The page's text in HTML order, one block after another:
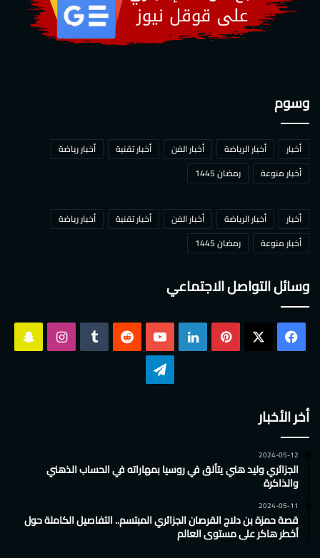
وسوم
أخبار أخبار الرياضة أخبار الفن أخبار تقنية
أخبار رياضة
أخبار منوعة
رمضان 1445
أخبار أخبار الرياضة أخبار الفن أخبار تقنية
أخبار رياضة
أخبار منوعة
رمضان 1445
وسائل التواصل الاجتماعي
فيسبوك بينتيريست لينكدإن ‫YouTube انستقرام
أخر الأخبار
2024-05-12
الجزائري وليد هني يتألق في روسيا بمهاراته في الحساب الذهني
والذاكرة
2024-05-11
قصة حمزة بن دلاج القرصان الجزائري المبتسم.. التفاصيل الكاملة حول
أخطر هاكر على مستوى العالم